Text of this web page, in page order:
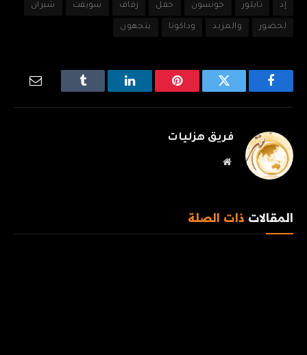
إد تايلور جونسون حفل زفاف سويفت شيران
لحضور والمزيد وداكوتا يتجهون
فيسبوك تويتر بينتيريستلينكدإن Tumblr
البريد
فريق هزليات
موقع
المقالات ذات الصلة